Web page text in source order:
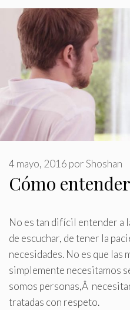
Cómo
4 mayo, 2016 porShoshan
No es tan difícil entender a
de escuchar, de tener la
necesidades. No es que las
simplemente necesitamos
somos personas,Â
tratadas con respeto.